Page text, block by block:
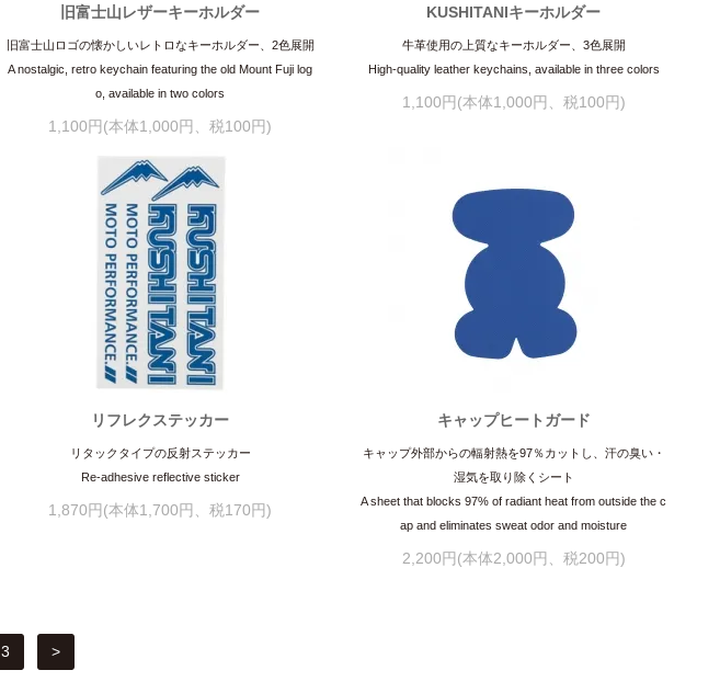
旧富士山レザーキーホルダー
旧富士山ロゴの懐かしいレトロなキーホルダー、2色展開
A nostalgic, retro keychain featuring the old Mount Fuji log
o, available in two colors
1,100円(本体1,000円、税100円)
KUSHITANIキーホルダー
牛革使用の上質なキーホルダー、3色展開
High-quality leather keychains, available in three colors
1,100円(本体1,000円、税100円)
リフレクステッカー
リタックタイプの反射ステッカー
Re-adhesive reflective sticker
1,870円(本体1,700円、税170円)
キャップヒートガード
キャップ外部からの輻射熱を97％カットし、汗の臭い・
湿気を取り除くシート
A sheet that blocks 97% of radiant heat from outside the c
ap and eliminates sweat odor and moisture
2,200円(本体2,000円、税200円)
3 >